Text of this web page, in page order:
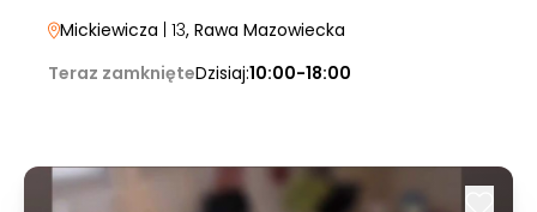
Mickiewicza | 13, Rawa Mazowiecka
Teraz zamknięteDzisiaj:10:00-18:00